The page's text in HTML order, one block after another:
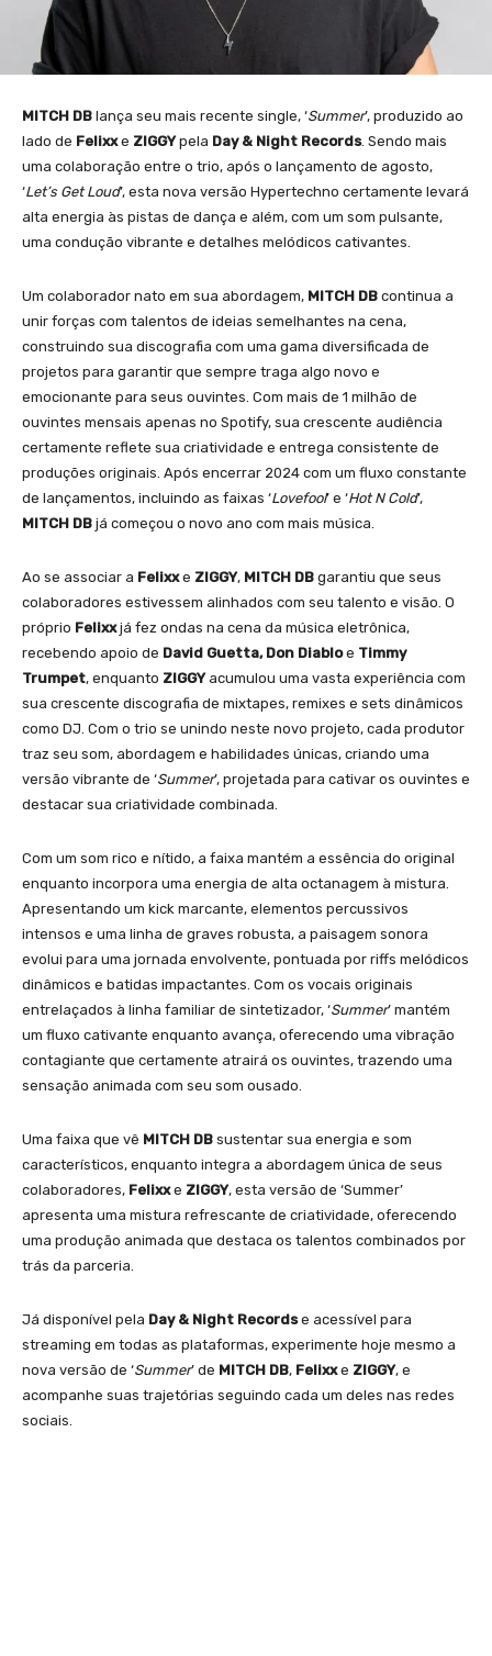
MITCH DB lança seu mais recente single, ‘Summer’, produzido ao
lado de Felixxe ZIGGYpela Day & Night Records. Sendo mais
uma colaboração entre o trio, após o lançamento de agosto,
‘Let’s Get Loud’, esta nova versão Hypertechno certamente levará
alta energia às pistas de dança e além, com um som pulsante,
uma condução vibrante e detalhes melódicos cativantes.
Um colaborador nato em sua abordagem, MITCH DB continua a
unir forças com talentos de ideias semelhantes na cena,
construindo sua discografia com uma gama diversificada de
projetos para garantir que sempre traga algo novo e
emocionante para seus ouvintes. Com mais de 1 milhão de
ouvintes mensais apenas no Spotify, sua crescente audiência
certamente reflete sua criatividade e entrega consistente de
produções originais. Após encerrar 2024 com um fluxo constante
de lançamentos, incluindo as faixas ‘Lovefool’ e ‘Hot N Cold’,
MITCH DB já começou o novo ano com mais música.
Ao se associar a Felixxe ZIGGY, MITCH DB garantiu que seus
colaboradores estivessem alinhados com seu talento e visão. O
próprio Felixxjá fez ondas na cena da música eletrônica,
recebendo apoio de David Guetta, Don Diabloe Timmy
Trumpet, enquanto ZIGGYacumulou uma vasta experiência com
sua crescente discografia de mixtapes, remixes e sets dinâmicos
como DJ. Com o trio se unindo neste novo projeto, cada produtor
traz seu som, abordagem e habilidades únicas, criando uma
versão vibrante de ‘Summer’, projetada para cativar os ouvintes e
destacar sua criatividade combinada.
Com um som rico e nítido, a faixa mantém a essência do original
enquanto incorpora uma energia de alta octanagem à mistura.
Apresentando um kick marcante, elementos percussivos
intensos e uma linha de graves robusta, a paisagem sonora
evolui para uma jornada envolvente, pontuada por riffs melódicos
dinâmicos e batidas impactantes. Com os vocais originais
entrelaçados à linha familiar de sintetizador, ‘Summer’ mantém
um fluxo cativante enquanto avança, oferecendo uma vibração
contagiante que certamente atrairá os ouvintes, trazendo uma
sensação animada com seu som ousado.
Uma faixa que vê MITCH DB sustentar sua energia e som
característicos, enquanto integra a abordagem única de seus
colaboradores, Felixxe ZIGGY, esta versão de ‘Summer’
apresenta uma mistura refrescante de criatividade, oferecendo
uma produção animada que destaca os talentos combinados por
trás da parceria.
Já disponível pela Day & Night Recordse acessível para
streaming em todas as plataformas, experimente hoje mesmo a
nova versão de ‘Summer’ de MITCH DB, Felixxe ZIGGY, e
acompanhe suas trajetórias seguindo cada um deles nas redes
sociais.